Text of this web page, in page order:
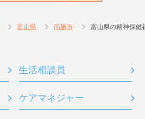
富山県 南砺市 富山県の精神保健
生活相談員
ケアマネジャー